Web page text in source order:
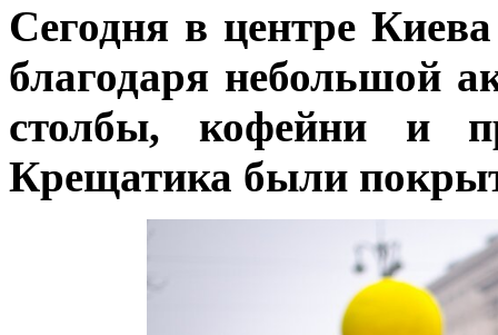
Сегодня в центре
благодаря небольшой
столбы, кофейни и
Крещатика были